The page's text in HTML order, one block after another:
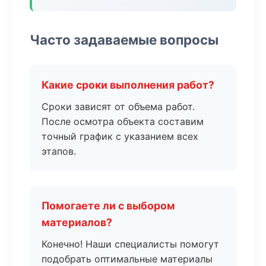
Часто задаваемые вопросы
Какие сроки выполнения работ?
Сроки зависят от объема работ.
После осмотра объекта составим
точный график с указанием всех
этапов.
Помогаете ли с выбором
материалов?
Конечно! Наши специалисты помогут
подобрать оптимальные материалы